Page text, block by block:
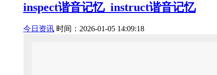
inspect谐音记忆_instruct谐音记忆
今日资讯 时间：2026-01-05 14:09:18